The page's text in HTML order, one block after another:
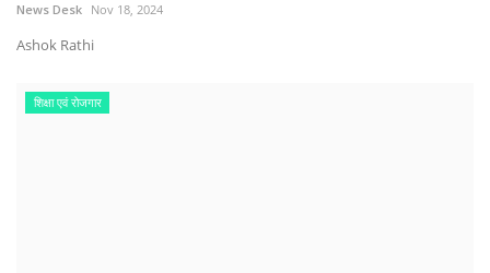
News Desk Nov 18, 2024
Ashok Rathi
शिक्षा एवं रोजगार